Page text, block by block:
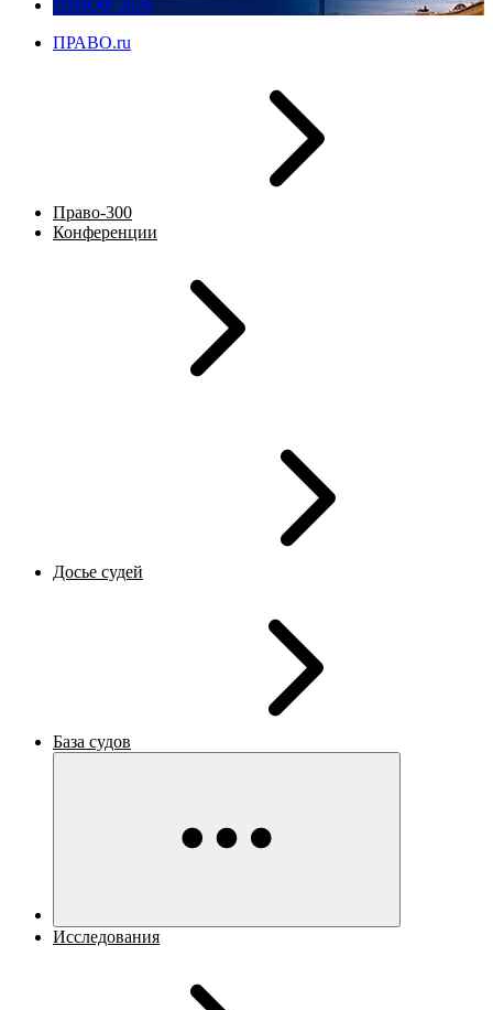
ПМЮФ 2026
ПРАВО.ru
Право-300
Конференции
Досье судей
База судов
Исследования